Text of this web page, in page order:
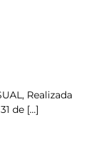
Realizada
de [...]